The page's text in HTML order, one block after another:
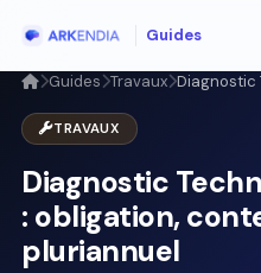
Guides
Guides Travaux Diagnostic
TRAVAUX
Diagnostic
: obligation,
pluriannuel